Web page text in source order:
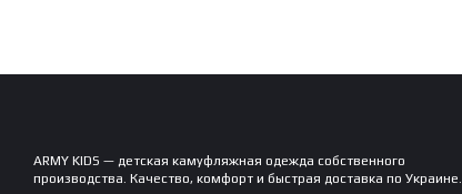
ARMY KIDS — детская камуфляжная одежда собственного
производства. Качество, комфорт и быстрая доставка по Украине.